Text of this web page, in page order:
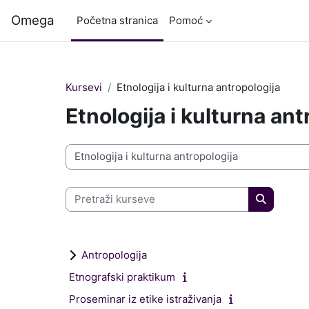
Omega Početna stranica Pomoć
Kursevi Etnologija i kulturna antropologija
Etnologija i kulturna
Kategorije kurseva
Pretraži kurseve
Pretraži
Antropologija
Etnografski praktikum
Proseminar iz etike istraživanja